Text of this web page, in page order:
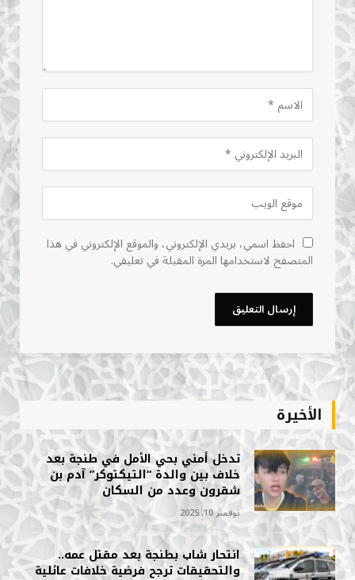
احفظ اسمي، بريدي الإلكتروني، والموقع الإلكتروني في هذا
المتصفح لاستخدامها المرة المقبلة في تعليقي.
الأخيرة
تدخل أمني بحي الأمل في طنجة بعد
خلاف بين والدة “التيكتوكر” آدم بن
شقرون وعدد من السكان
نوفمبر 10, 2025
انتحار شاب بطنجة بعد مقتل عمه..
والتحقيقات ترجح فرضية خلافات عائلية